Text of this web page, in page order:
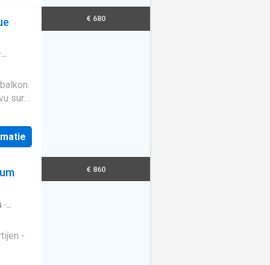
·
sur
€ 680
·
-
€ 860